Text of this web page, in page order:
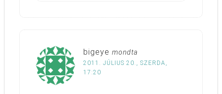
bigeye mondta
2011. JÚLIUS 20., SZERDA,
17:20